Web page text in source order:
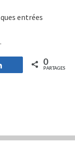
entrées
Partagez 0
PARTAGES